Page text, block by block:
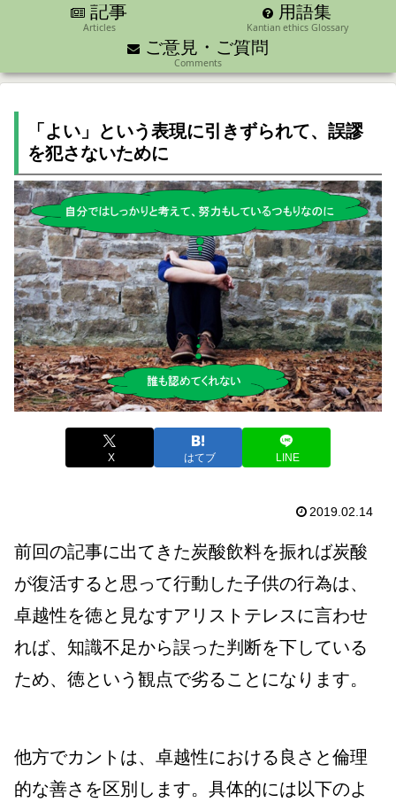
記事
Articles
用語集
Kantian ethics Glossary
ご意見・ご質問
Comments
「よい」という表現に引きずられて、誤謬
を犯さないために
X はてブ LINE
2019.02.14
前回の記事に出てきた炭酸飲料を振れば炭酸
が復活すると思って行動した子供の行為は、
卓越性を徳と見なすアリストテレスに言わせ
れば、知識不足から誤った判断を下している
ため、徳という観点で劣ることになります。
他方でカントは、卓越性における良さと倫理
的な善さを区別します。具体的には以下のよ